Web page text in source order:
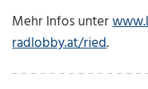
Mehr Infos unter
radlobby.at/ried.